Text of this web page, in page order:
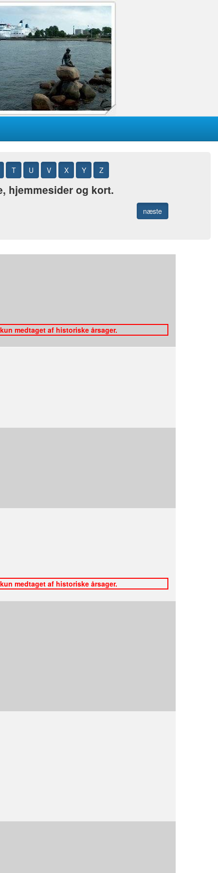
T U V X Y Z
hjemmesider og kort.
næste
medtaget af historiske årsager.
medtaget af historiske årsager.